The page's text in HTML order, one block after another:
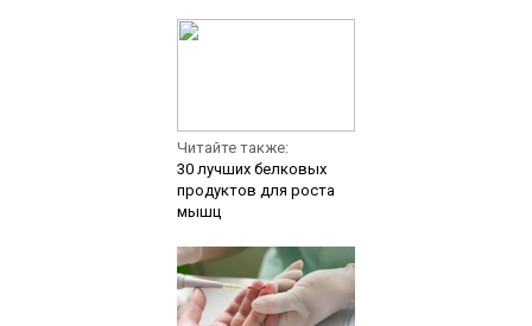
Читайте также:
30 лучших белковых
продуктов для роста
мышц